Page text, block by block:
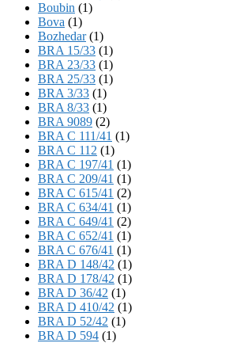
Boubin (1)
Bova (1)
Bozhedar(1)
BRA 15/33 (1)
BRA 23/33 (1)
BRA 25/33 (1)
BRA 3/33 (1)
BRA 8/33 (1)
BRA 9089 (2)
BRA C 111/41 (1)
BRA C 112 (1)
BRA C 197/41 (1)
BRA C 209/41 (1)
BRA C 615/41 (2)
BRA C 634/41 (1)
BRA C 649/41 (2)
BRA C 652/41 (1)
BRA C 676/41 (1)
BRA D 148/42 (1)
BRA D 178/42 (1)
BRA D 36/42 (1)
BRA D 410/42 (1)
BRA D 52/42 (1)
BRA D 594 (1)